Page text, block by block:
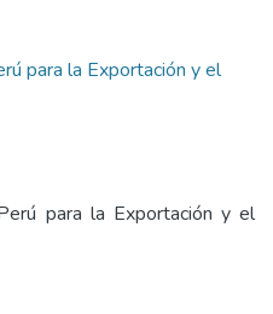
para la Exportación y el
para la Exportación y el